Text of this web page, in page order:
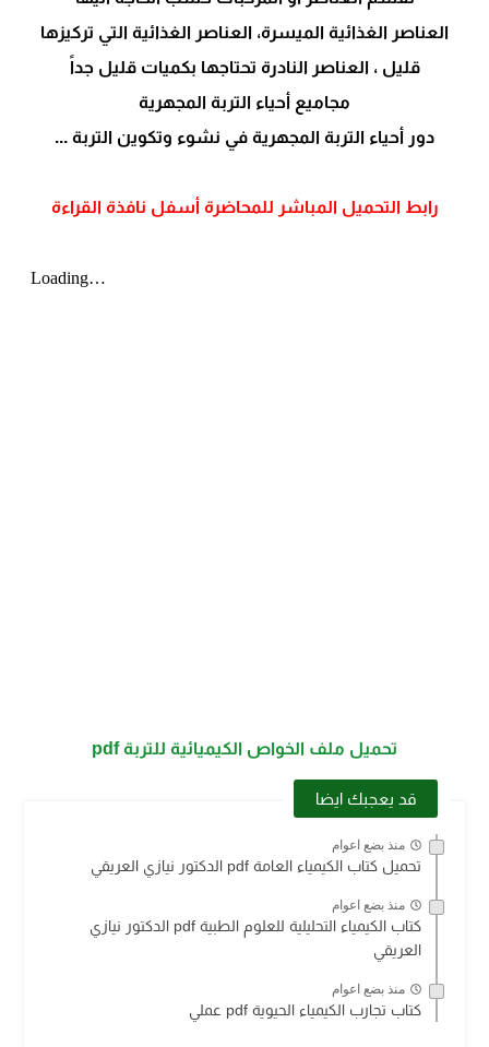
العناصر الغذائية الميسرة، العناصر الغذائية التي تركيزها
قليل ، العناصر النادرة تحتاجها بكميات قليل جداً
مجاميع أحياء التربة المجهرية
دور أحياء التربة المجهرية في نشوء وتكوين التربة ...
رابط التحميل المباشر للمحاضرة أسفل نافذة القراءة
تحميل ملف الخواص الكيميائية للتربة pdf
قد يعجبك ايضا
منذ بضع اعوام
تحميل كتاب الكيمياء العامة pdf الدكتور نيازي العريقي
منذ بضع اعوام
كتاب الكيمياء التحليلية للعلوم الطبية pdf الدكتور نيازي
العريقي
منذ بضع اعوام
كتاب تجارب الكيمياء الحيوية pdf عملي